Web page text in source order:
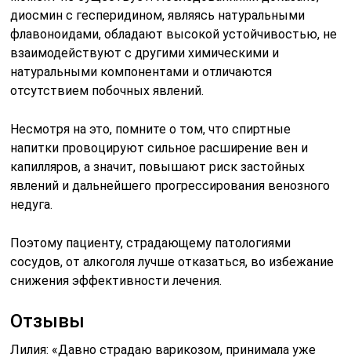
диосмин с гесперидином, являясь натуральными
флавоноидами, обладают высокой устойчивостью, не
взаимодействуют с другими химическими и
натуральными компонентами и отличаются
отсутствием побочных явлений.
Несмотря на это, помните о том, что спиртные
напитки провоцируют сильное расширение вен и
капилляров, а значит, повышают риск застойных
явлений и дальнейшего прогрессирования венозного
недуга.
Поэтому пациенту, страдающему патологиями
сосудов, от алкоголя лучше отказаться, во избежание
снижения эффективности лечения.
Отзывы
Лилия: «Давно страдаю варикозом, принимала уже